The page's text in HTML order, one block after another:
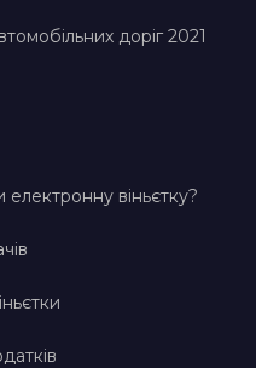
доріг 2021
віньєтку?